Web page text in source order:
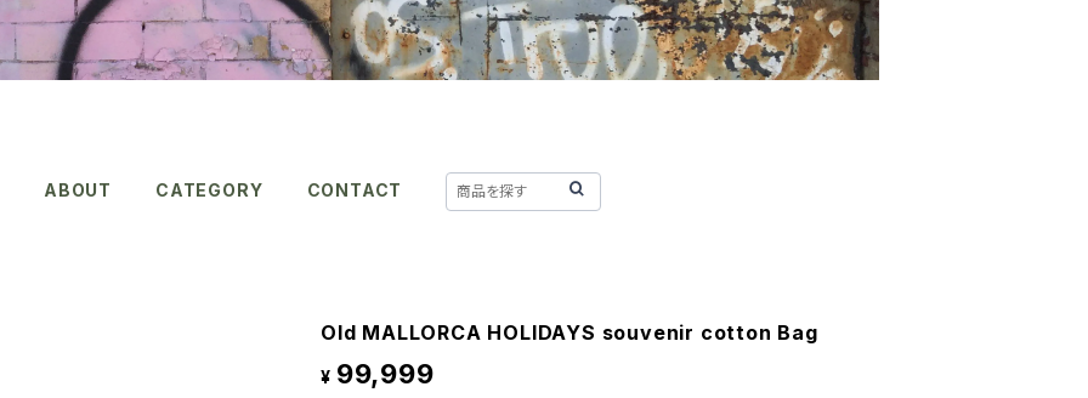
ABOUT CATEGORY CONTACT
Old MALLORCA HOLIDAYS souvenir cotton Bag
¥ 99,999